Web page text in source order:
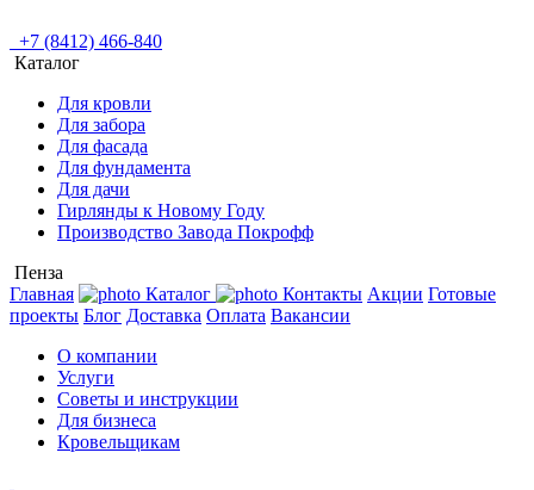
+7 (8412) 466-840
Каталог
Для кровли
Для забора
Для фасада
Для фундамента
Для дачи
Гирлянды к Новому Году
Производство Завода Покрофф
Пенза
Главная
Каталог Контакты Акции Готовые
проекты Блог Доставка Оплата Вакансии
О компании
Услуги
Советы и инструкции
Для бизнеса
Кровельщикам